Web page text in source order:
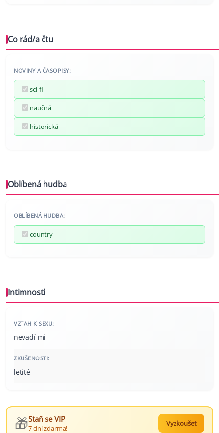
Co rád/a čtu
NOVINY A ČASOPISY:
sci-fi
naučná
historická
Oblíbená hudba
OBLÍBENÁ HUDBA:
country
Intimnosti
VZTAH K SEXU:
nevadí mi
ZKUŠENOSTI:
letité
🎁Staň se VIP
7 dní zdarma!
Vyzkoušet